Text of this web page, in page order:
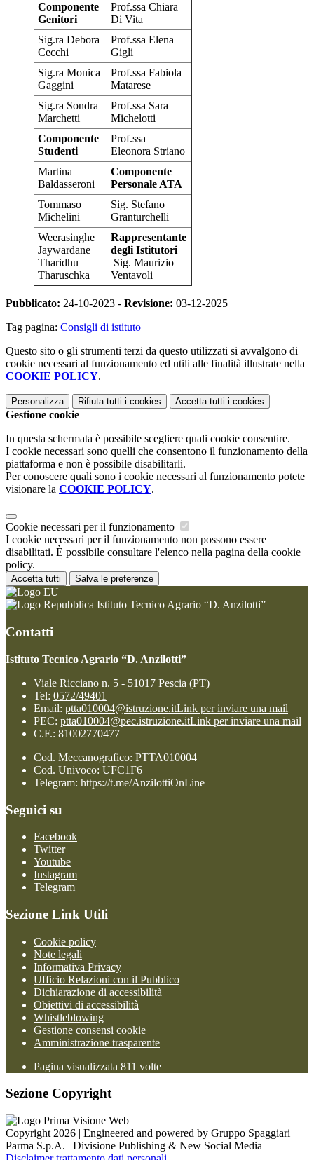
Componente
Genitori
Prof.ssa Chiara
Di Vita
Sig.ra Debora
Cecchi
Prof.ssa Elena
Gigli
Sig.ra Monica
Gaggini
Prof.ssa Fabiola
Matarese
Sig.ra Sondra
Marchetti
Prof.ssa Sara
Michelotti
Componente
Studenti
Prof.ssa
Eleonora Striano
Martina
Baldasseroni
Componente
Personale ATA
Tommaso
Michelini
Sig. Stefano
Granturchelli
Weerasinghe
Jaywardane
Tharidhu
Tharuschka
Rappresentante
degli Istitutori
Sig. Maurizio
Ventavoli
Pubblicato: 24-10-2023 - Revisione: 03-12-2025
Tag pagina: Consigli di istituto
Questo sito o gli strumenti terzi da questo utilizzati si avvalgono di
cookie necessari al funzionamento ed utili alle finalità illustrate nella
COOKIE POLICY.
Personalizza Rifiuta tutti i cookies Accetta tutti i cookies
Gestione cookie
In questa schermata è possibile scegliere quali cookie consentire.
I cookie necessari sono quelli che consentono il funzionamento della
piattaforma e non è possibile disabilitarli.
Per conoscere quali sono i cookie necessari al funzionamento potete
visionare la COOKIE POLICY.
Cookie necessari per il funzionamento
I cookie necessari per il funzionamento non possono essere
disabilitati. È possibile consultare l'elenco nella pagina della cookie
policy.
Accetta tutti Salva le preferenze
Istituto Tecnico Agrario “D. Anzilotti”
Contatti
Istituto Tecnico Agrario “D. Anzilotti”
Viale Ricciano n. 5 - 51017 Pescia (PT)
Tel: 0572/49401
Email: ptta010004@istruzione.itLink per inviare una mail
PEC: ptta010004@pec.istruzione.itLink per inviare una mail
C.F.: 81002770477
Cod. Meccanografico: PTTA010004
Cod. Univoco: UFC1F6
Telegram: https://t.me/AnzilottiOnLine
Seguici su
Facebook
Twitter
Youtube
Instagram
Telegram
Sezione Link Utili
Cookie policy
Note legali
Informativa Privacy
Ufficio Relazioni con il Pubblico
Dichiarazione di accessibilità
Obiettivi di accessibilità
Whistleblowing
Gestione consensi cookie
Amministrazione trasparente
Pagina visualizzata 811 volte
Sezione Copyright
Copyright 2026 | Engineered and powered by Gruppo Spaggiari
Parma S.p.A. | Divisione Publishing & New Social Media